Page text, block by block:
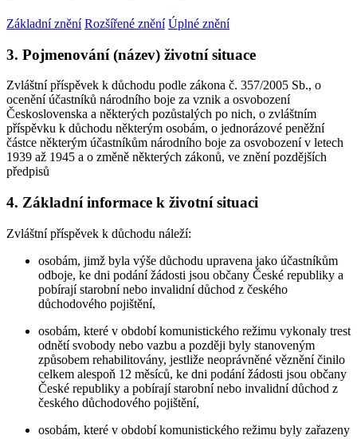
Základní znění Rozšířené znění Úplné znění
3. Pojmenování (název) životní situace
Zvláštní příspěvek k důchodu podle zákona č. 357/2005 Sb., o
ocenění účastníků národního boje za vznik a osvobození
Československa a některých pozůstalých po nich, o zvláštním
příspěvku k důchodu některým osobám, o jednorázové peněžní
částce některým účastníkům národního boje za osvobození v letech
1939 až 1945 a o změně některých zákonů, ve znění pozdějších
předpisů
4. Základní informace k životní situaci
Zvláštní příspěvek k důchodu náleží:
osobám, jimž byla výše důchodu upravena jako účastníkům
odboje, ke dni podání žádosti jsou občany České republiky a
pobírají starobní nebo invalidní důchod z českého
důchodového pojištění,
osobám, které v období komunistického režimu vykonaly trest
odnětí svobody nebo vazbu a později byly stanoveným
způsobem rehabilitovány, jestliže neoprávněné věznění činilo
celkem alespoň 12 měsíců, ke dni podání žádosti jsou občany
České republiky a pobírají starobní nebo invalidní důchod z
českého důchodového pojištění,
osobám, které v období komunistického režimu byly zařazeny